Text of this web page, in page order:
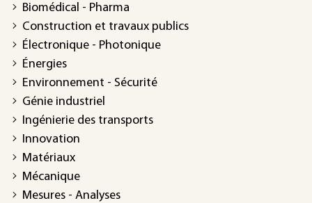
Biomédical - Pharma
Construction et travaux publics
Électronique - Photonique
Énergies
Environnement - Sécurité
Génie industriel
Ingénierie des transports
Innovation
Matériaux
Mécanique
Mesures - Analyses